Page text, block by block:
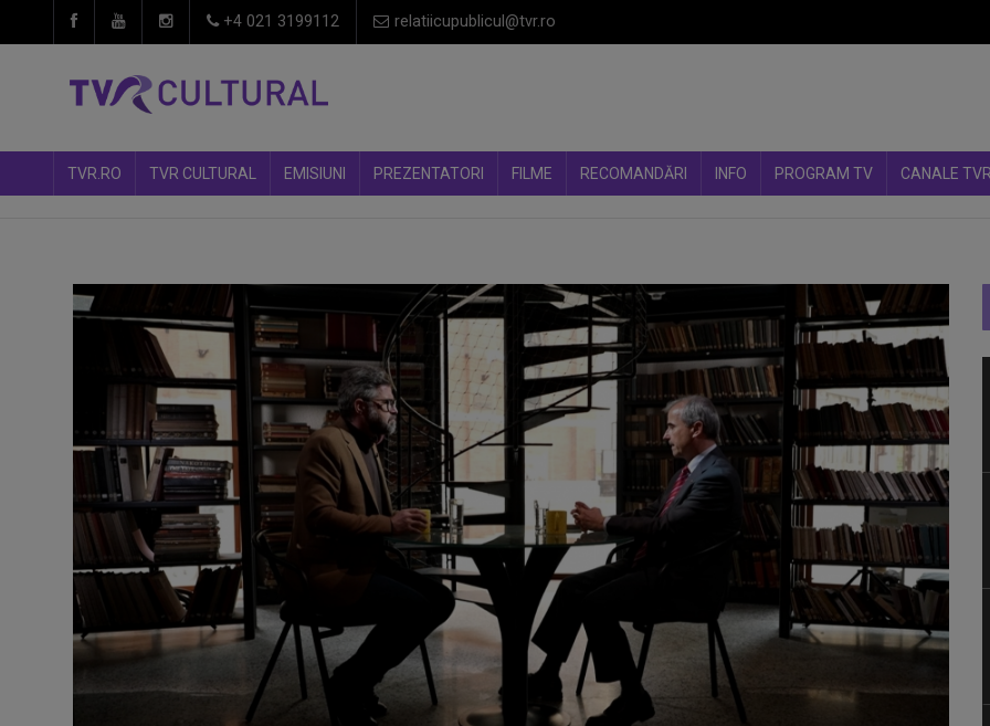
+4 021 3199112 relatiicupublicul@tvr.ro
TVR.RO TVR CULTURAL EMISIUNI PREZENTATORI FILME RECOMANDĂRI INFO PROGRAM TV CANALE TVR